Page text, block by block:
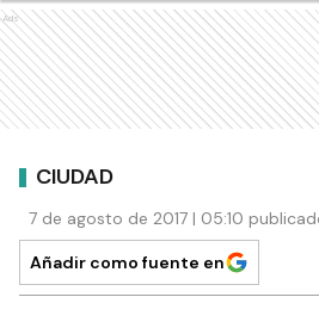
Ads
CIUDAD
7 de agosto de 2017 | 05:10
Añadir como fuente en